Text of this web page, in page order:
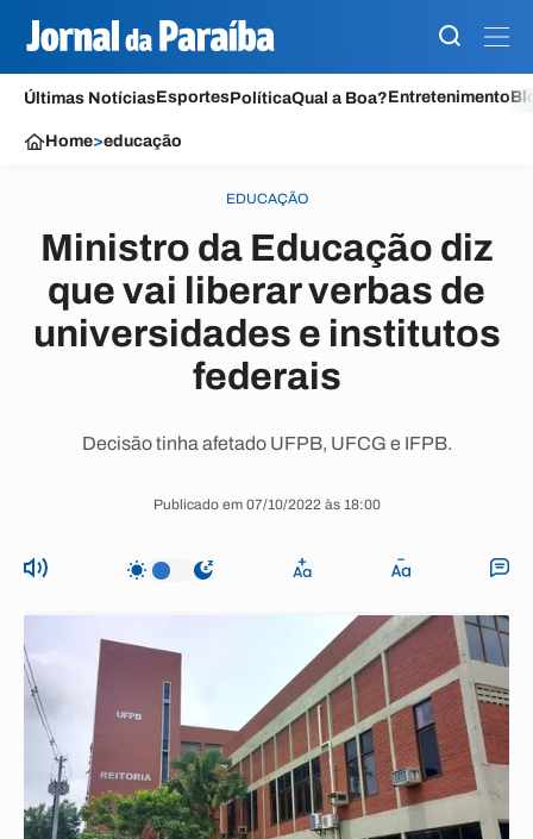
Últimas NotíciasEsportesPolíticaQual a Boa?Entretenimento
Home>educação
EDUCAÇÃO
Ministro da Educação diz
que vai liberar verbas de
universidades e institutos
federais
Decisão tinha afetado UFPB, UFCG e IFPB.
Publicado em 07/10/2022 às 18:00